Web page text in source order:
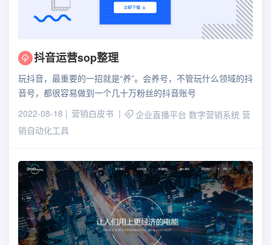
抖音运营sop整理
玩抖⾳，最重要的⼀招就是“养”。会养号，不管玩什么领域的抖
⾳号，都很容易做到⼀个⼏⼗万粉丝的抖⾳账号
2022-08-18
营销白皮书 企业直播平台 数字营销系统 营
销自动化工具